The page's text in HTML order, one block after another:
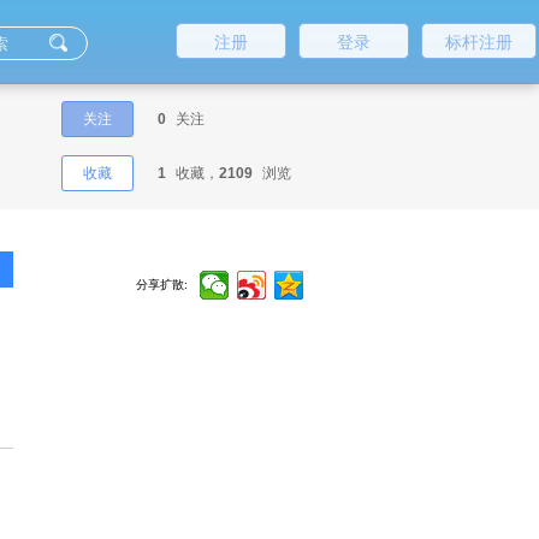
标杆注册
登录
注册
关注 0 关注
收藏 1 收藏， 2109 浏览
分享扩散: